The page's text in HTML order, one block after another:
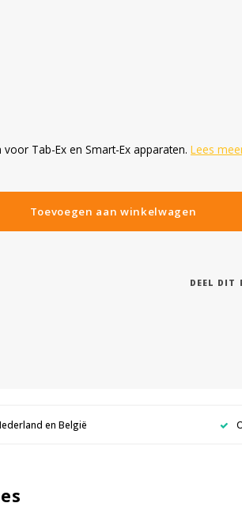
Tab-Ex en Smart-Ex apparaten. Lees
Toevoegen aan winkelwagen
DEEL DIT
en België